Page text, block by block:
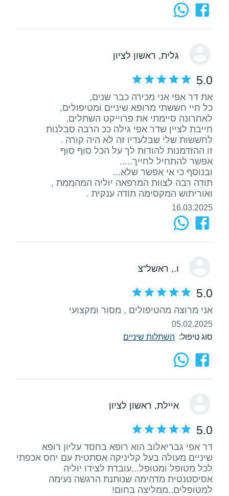
גלית, ראשון לציון
5.0
חייבת לציין שדר אפי גילה ככ הרבה סבלנות
ואוריתוש המקסימה תודה ענקית .
16.03.2025
ו., ראשל"צ
5.0
אני מרוצה מהטיפולים , מסור ומקצועי
05.02.2025
סוג טיפול: השתלות שיניים
איילת, ראשון לציון
5.0
דר אפי גבריאלוב הוא רופא בחסד עליון רופא
שיניים מעולה בעל קליניקה אסתטית עם יחס אכפתי
לכל מטופל ומטופל...עובדת לצידו יוליה
אסיסטנטית מדהימה שנותנת הרגשה נעימה
למטופלים..ממליצה בחום!